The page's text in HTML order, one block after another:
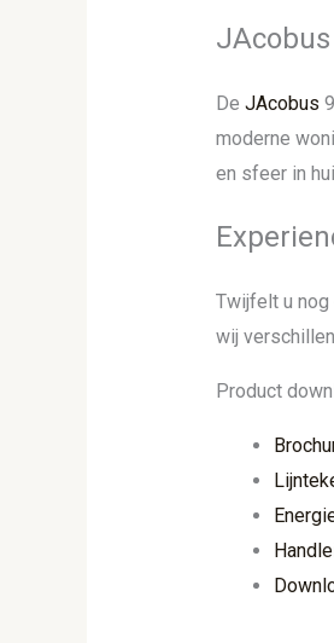
De JAcobus
moderne
en sfeer in
Twijfelt u nog
wij
Product